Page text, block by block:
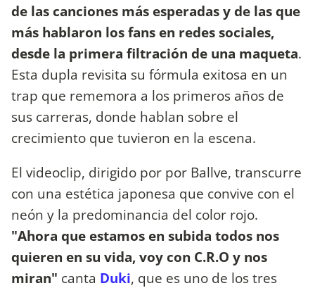
de las canciones más esperadas y de las que
más hablaron los fans en redes sociales,
desde la primera filtración de una maqueta.
Esta dupla revisita su fórmula exitosa en un
trap que rememora a los primeros años de
sus carreras, donde hablan sobre el
crecimiento que tuvieron en la escena.
El videoclip, dirigido por por Ballve, transcurre
con una estética japonesa que convive con el
neón y la predominancia del color rojo.
"Ahora que estamos en subida todos nos
quieren en su vida, voy con C.R.O y nos
miran" canta Duki, que es uno de los tres